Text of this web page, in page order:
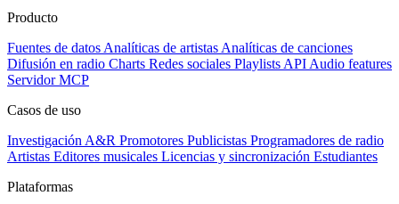
Producto
Fuentes de datos Analíticas de artistas Analíticas de canciones
Difusión en radio Charts Redes sociales Playlists API Audio features
Servidor MCP
Casos de uso
Investigación A&R Promotores Publicistas Programadores de radio
Artistas Editores musicales Licencias y sincronización Estudiantes
Plataformas